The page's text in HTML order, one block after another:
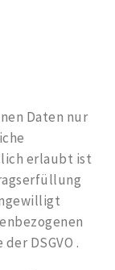
Daten nur
erlaubt ist
DSGVO .